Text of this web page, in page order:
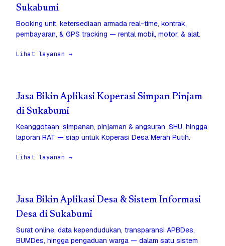
Sukabumi
Booking unit, ketersediaan armada real-time, kontrak,
pembayaran, & GPS tracking — rental mobil, motor, & alat.
Lihat layanan →
Jasa Bikin Aplikasi Koperasi Simpan Pinjam
di Sukabumi
Keanggotaan, simpanan, pinjaman & angsuran, SHU, hingga
laporan RAT — siap untuk Koperasi Desa Merah Putih.
Lihat layanan →
Jasa Bikin Aplikasi Desa & Sistem Informasi
Desa di Sukabumi
Surat online, data kependudukan, transparansi APBDes,
BUMDes, hingga pengaduan warga — dalam satu sistem